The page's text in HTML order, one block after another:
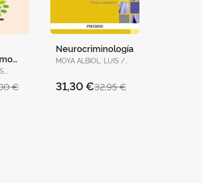
€
Neurocriminología
MOYA ALBIOL, LUIS /
32,95 €
31,30 €